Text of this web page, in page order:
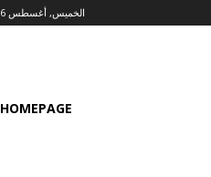
الخميس, أغسطس 6, 2026
HOMEPAGE